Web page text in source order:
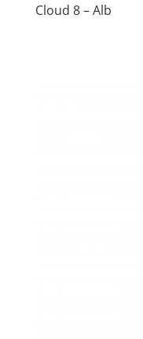
Cloud 8 – Alb